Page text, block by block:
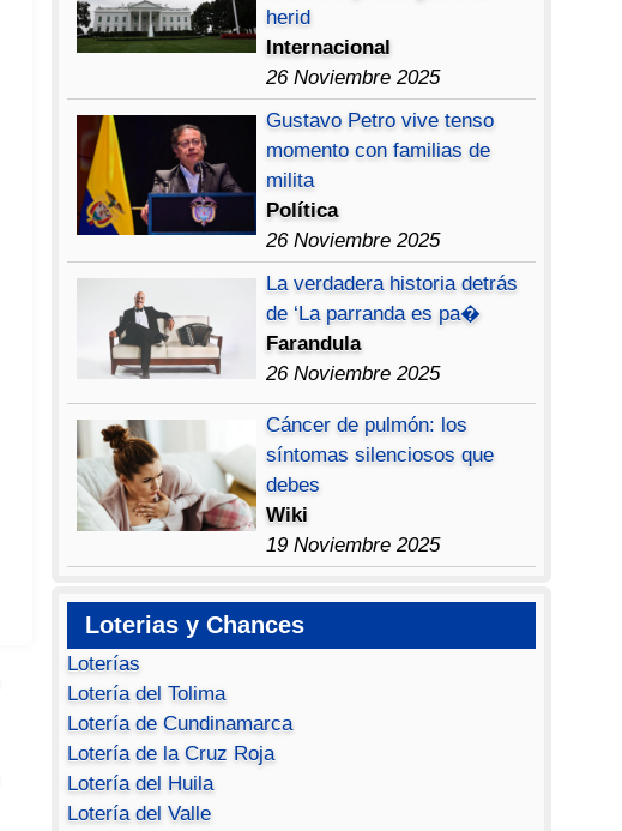
herid
Internacional
26 Noviembre 2025
Gustavo Petro vive tenso
momento con familias de
milita
Política
26 Noviembre 2025
La verdadera historia detrás
de ‘La parranda es pa�
Farandula
26 Noviembre 2025
Cáncer de pulmón: los
síntomas silenciosos que
debes
Wiki
19 Noviembre 2025
Loterias y Chances
Loterías
Lotería del Tolima
Lotería de Cundinamarca
Lotería de la Cruz Roja
Lotería del Huila
Lotería del Valle